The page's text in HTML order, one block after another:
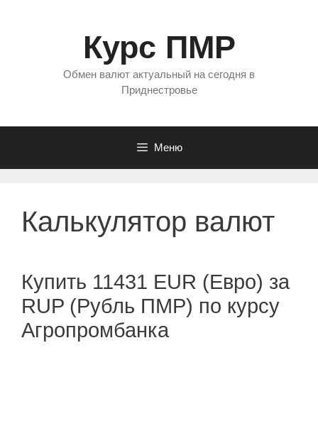
Курс ПМР
Обмен валют актуальный на сегодня в
Приднестровье
Меню
Калькулятор валют
Купить 11431 EUR (Евро) за
RUP (Рубль ПМР) по курсу
Агропромбанка